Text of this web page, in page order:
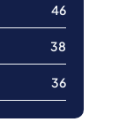
46
38
36